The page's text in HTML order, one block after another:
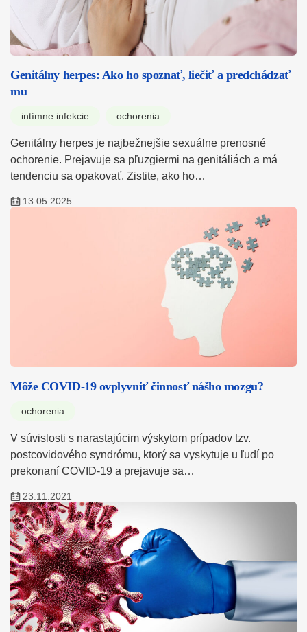
Genitálny herpes: Ako ho spoznať, liečiť a predchádzať
mu
intímne infekcie ochorenia
Genitálny herpes je najbežnejšie sexuálne prenosné
ochorenie. Prejavuje sa pľuzgiermi na genitáliách a má
tendenciu sa opakovať. Zistite, ako ho…
13.05.2025
Môže COVID-19 ovplyvniť činnosť nášho mozgu?
ochorenia
V súvislosti s narastajúcim výskytom prípadov tzv.
postcovidového syndrómu, ktorý sa vyskytuje u ľudí po
prekonaní COVID-19 a prejavuje sa…
23.11.2021